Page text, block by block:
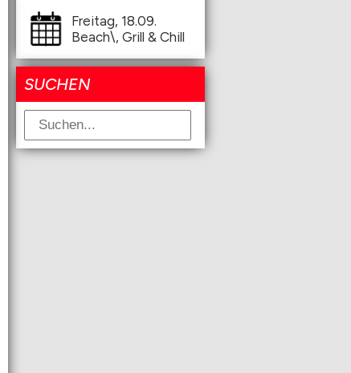
Freitag, 18.09.
Beach\, Grill & Chill
SUCHEN